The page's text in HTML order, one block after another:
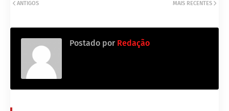
MAIS RECENTES
ANTIGOS
Postado por Redação